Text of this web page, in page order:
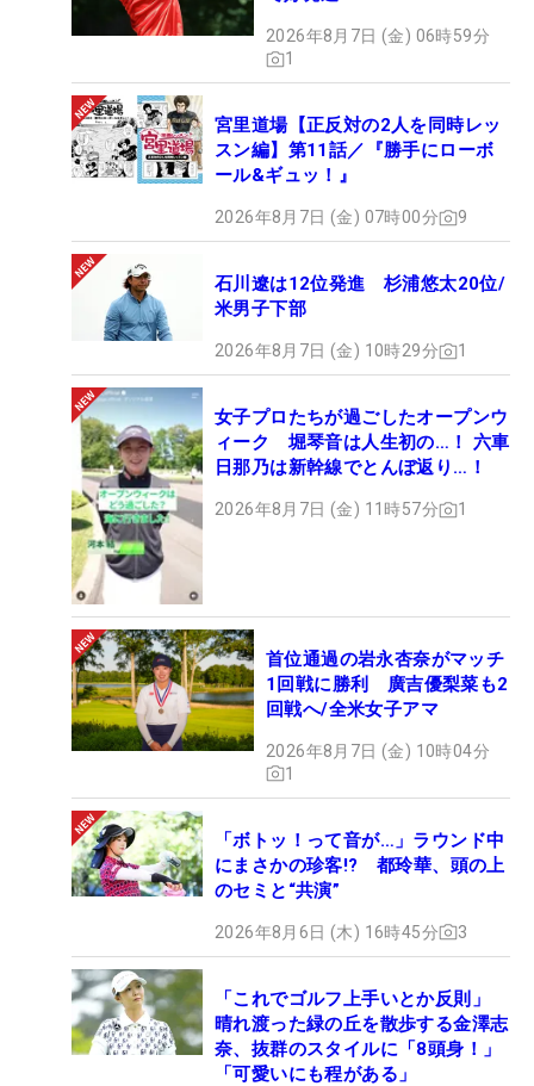
2026年8月7日 (金) 06時59分
1
宮里道場【正反対の2人を同時レッ
スン編】第11話／『勝手にローボ
ール&ギュッ！』
2026年8月7日 (金) 07時00分 9
石川遼は12位発進 杉浦悠太20位/
米男子下部
2026年8月7日 (金) 10時29分 1
女子プロたちが過ごしたオープンウ
ィーク 堀琴音は人生初の…！ 六車
日那乃は新幹線でとんぼ返り…！
2026年8月7日 (金) 11時57分 1
首位通過の岩永杏奈がマッチ
1回戦に勝利 廣吉優梨菜も2
回戦へ/全米女子アマ
2026年8月7日 (金) 10時04分
1
「ボトッ！って音が…」ラウンド中
にまさかの珍客!? 都玲華、頭の上
のセミと“共演”
2026年8月6日 (木) 16時45分 3
「これでゴルフ上手いとか反則」
晴れ渡った緑の丘を散歩する金澤志
奈、抜群のスタイルに「8頭身！」
「可愛いにも程がある」